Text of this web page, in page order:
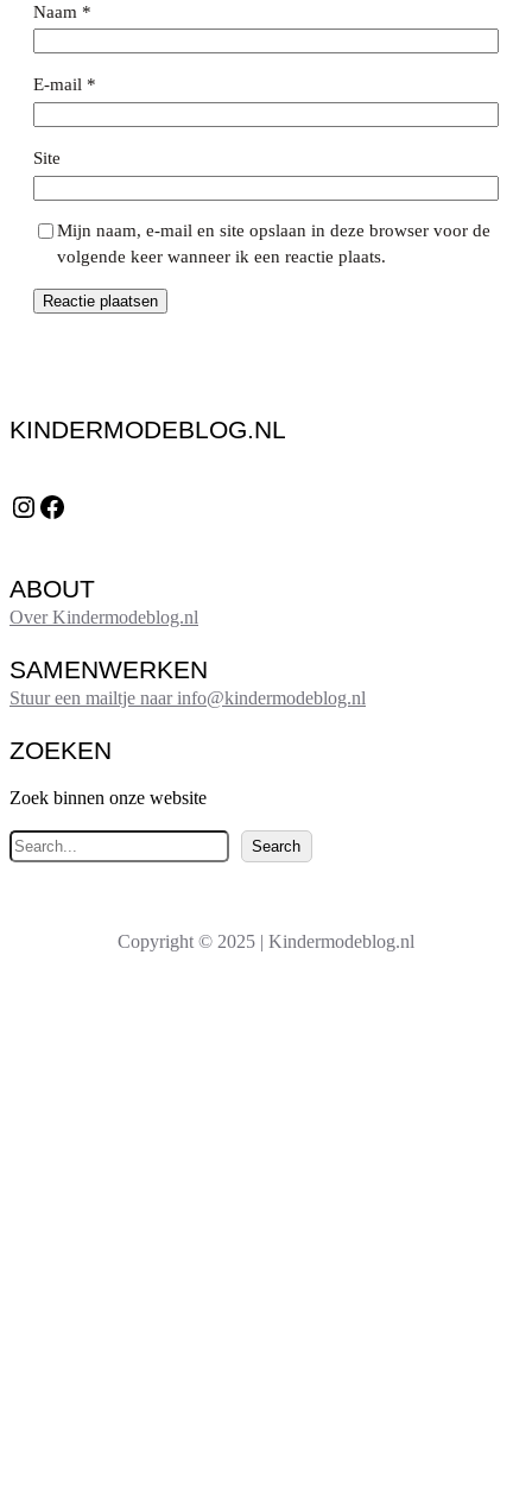
Naam *
E-mail *
Site
Mijn naam, e-mail en site opslaan in deze browser voor de
volgende keer wanneer ik een reactie plaats.
KINDERMODEBLOG.NL
Instagram Facebook
ABOUT
Over Kindermodeblog.nl
SAMENWERKEN
Stuur een mailtje naar info@kindermodeblog.nl
ZOEKEN
Zoek binnen onze website
Z
o
Search
Copyright © 2025 | Kindermodeblog.nl